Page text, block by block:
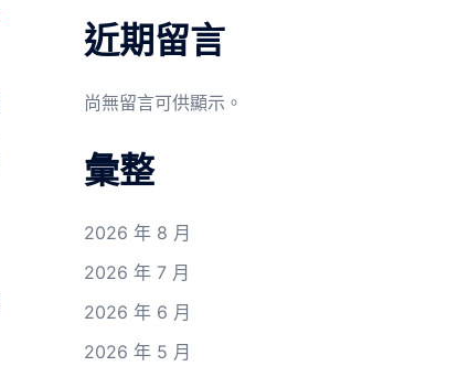
近期留言
尚無留言可供顯示。
彙整
2026 年 8 月
2026 年 7 月
2026 年 6 月
2026 年 5 月